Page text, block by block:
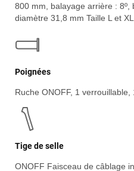
800 mm, balayage arrière : 8º,
diamètre 31,8 mm Taille L et
Poignées
Ruche ONOFF, 1 verrouillable,
Tige de selle
ONOFF Faisceau de câblage